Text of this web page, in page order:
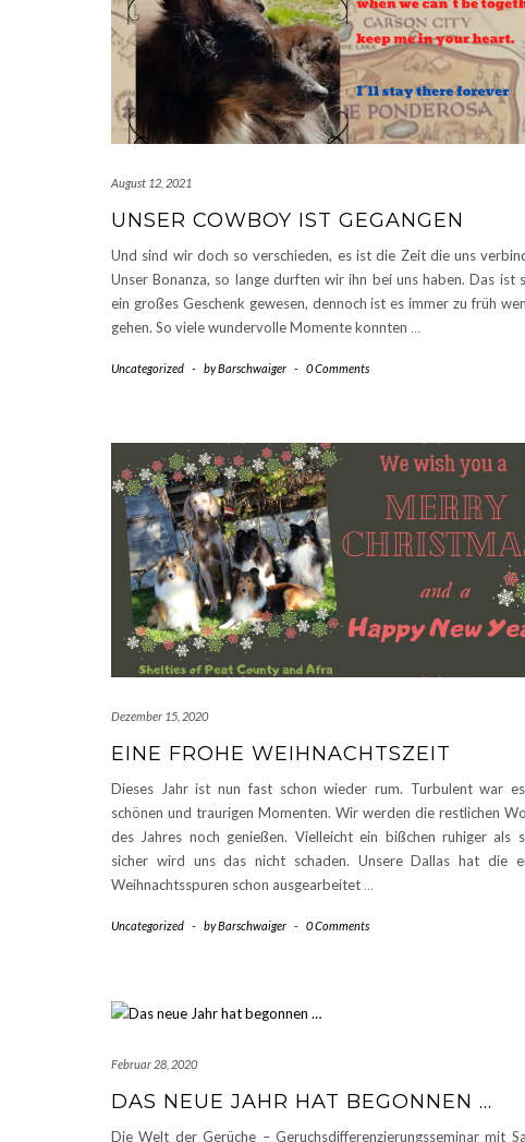
August 12, 2021
UNSER COWBOY IST GEGANGEN
Und sind wir doch so verschieden, es ist die Zeit die uns
Unser Bonanza, so lange durften wir ihn bei uns haben. Das ist
ein großes Geschenk gewesen, dennoch ist es immer zu früh
gehen. So viele wundervolle Momente konnten …
Uncategorized - byBarschwaiger - 0 Comments
Dezember 15, 2020
EINE FROHE WEIHNACHTSZEIT
Dieses Jahr ist nun fast schon wieder rum. Turbulent war
schönen und traurigen Momenten. Wir werden die restlichen
des Jahres noch genießen. Vielleicht ein bißchen ruhiger als
sicher wird uns das nicht schaden. Unsere Dallas hat die
Weihnachtsspuren schon ausgearbeitet…
Uncategorized - byBarschwaiger - 0 Comments
Februar 28, 2020
DAS NEUE JAHR HAT BEGONNEN …
Die Welt der Gerüche – Geruchsdifferenzierungsseminar mit